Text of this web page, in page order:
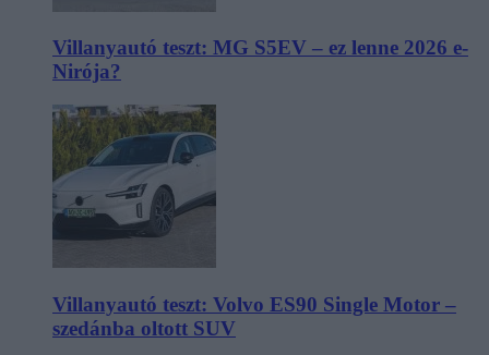
Villanyautó teszt: MG S5EV – ez lenne 2026 e-
Nirója?
Villanyautó teszt: Volvo ES90 Single Motor –
szedánba oltott SUV